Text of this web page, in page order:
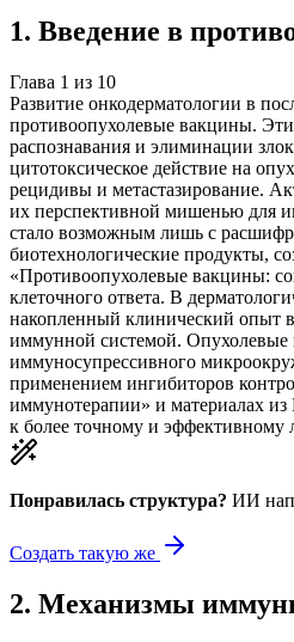
1. Введение в
Глава 1 из 10
Развитие онкодерматологии в
противоопухолевые вакцины.
распознавания и элиминации
цитотоксическое действие на
рецидивы и метастазирование.
их перспективной мишенью для
стало возможным лишь с
биотехнологические продукты,
«Противоопухолевые вакцины:
клеточного ответа. В
накопленный клинический опыт
иммунной системой. Опухолевые
иммуносупрессивного
применением ингибиторов
иммунотерапии» и материалах из
к более точному и эффективному
Понравилась структура? ИИ
Создать такую же
2. Механизмы